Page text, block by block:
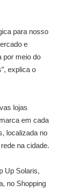
para nosso
e
por meio do
explica o
lojas
em cada
localizada no
na cidade.
Up Solaris,
no Shopping